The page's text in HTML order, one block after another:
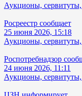
Аукционы,
Росреестр сообщает
25 июня 2026, 15:18
Аукционы,
Роспотребнадзор
24 июня 2026, 11:11
Аукционы,